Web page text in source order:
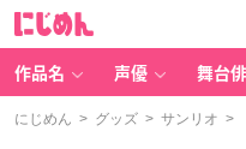
作品名 声優 舞台
にじめん > グッズ > サンリオ >